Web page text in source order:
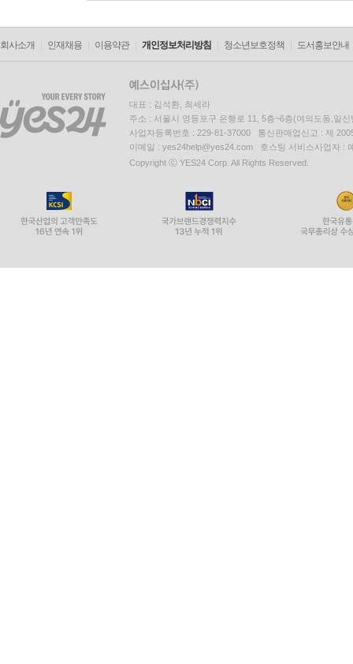
회사소개 인재채용 이용약관 개인정보처리방침 청소년보호정책 도서홍보안내
대표 : 김석환, 최세라
주소 : 서울시 영등포구 은행로 11, 5층~6층(여의도동,일신
사업자등록번호 : 229-81-37000 통신판매업신고 : 제
이메일 : yes24help@yes24.com 호스팅 서비스사업자 :
Copyright ⓒ YES24 Corp. All Rights Reserved.